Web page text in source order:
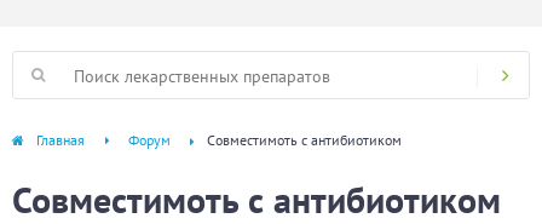
Главная Форум Совместимоть с антибиотиком
Совместимоть с антибиотиком